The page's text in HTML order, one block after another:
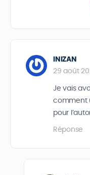
INIZAN
29 août
Je vais
comment
pour
Réponse